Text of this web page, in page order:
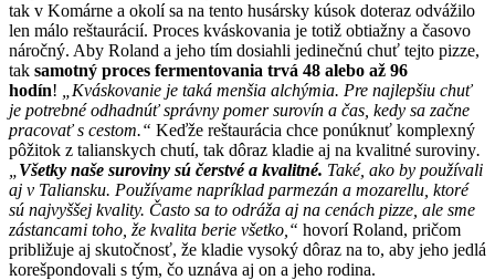
tak v Komárne a okolí sa na tento husársky kúsok doteraz odvážilo
len málo reštaurácií. Proces kváskovania je totiž obtiažny a časovo
náročný. Aby Roland a jeho tím dosiahli jedinečnú chuť tejto pizze,
tak samotný proces fermentovania trvá 48 alebo až 96
hodín!
„Kváskovanie je taká menšia alchýmia. Pre najlepšiu chuť
je potrebné odhadnúť správny pomer surovín a čas, kedy sa začne
pracovať s cestom.“ Keďže reštaurácia chce ponúknuť komplexný
pôžitok z talianskych chutí, tak dôraz kladie aj na kvalitné suroviny.
Všetky naše suroviny sú čerstvé a kvalitné. Také, ako by používali
aj v Taliansku. Používame napríklad parmezán a mozarellu, ktoré
sú najvyššej kvality. Často sa to odráža aj na cenách pizze, ale sme
zástancami toho, že kvalita berie všetko,“ hovorí Roland, pričom
približuje aj skutočnosť, že kladie vysoký dôraz na to, aby jeho jedlá
korešpondovali s tým, čo uznáva aj on a jeho rodina.